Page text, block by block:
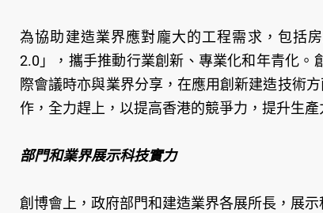
為協助建造業界應對龐大的工程需求，包括
2.0」，攜手推動行業創新、專業化和年青化。
際會議時亦與業界分享，在應用創新建造技術
作，全力趕上，以提高香港的競爭力，提升生產
部門和業界展示科技實力
創博會上，政府部門和建造業界各展所長，展